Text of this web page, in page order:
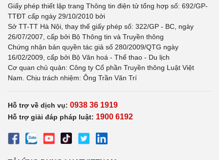
Giấy phép thiết lập trang Thông tin điện tử tổng hợp số: 692/GP-
TTĐT cấp ngày 29/10/2010 bởi
Sở TT-TT Hà Nội, thay thế giấy phép số: 322/GP - BC, ngày
26/07/2007, cấp bởi Bộ Thông tin và Truyền thông
Chứng nhận bản quyền tác giả số 280/2009/QTG ngày
16/02/2009, cấp bởi Bộ Văn hoá - Thể thao - Du lịch
Cơ quan chủ quản: Công ty Cổ phần Truyền thông Luật Việt
Nam. Chịu trách nhiệm: Ông Trần Văn Trí
Hỗ trợ về dịch vụ: 0938 36 1919
Hỗ trợ giải đáp pháp luật: 1900 6192